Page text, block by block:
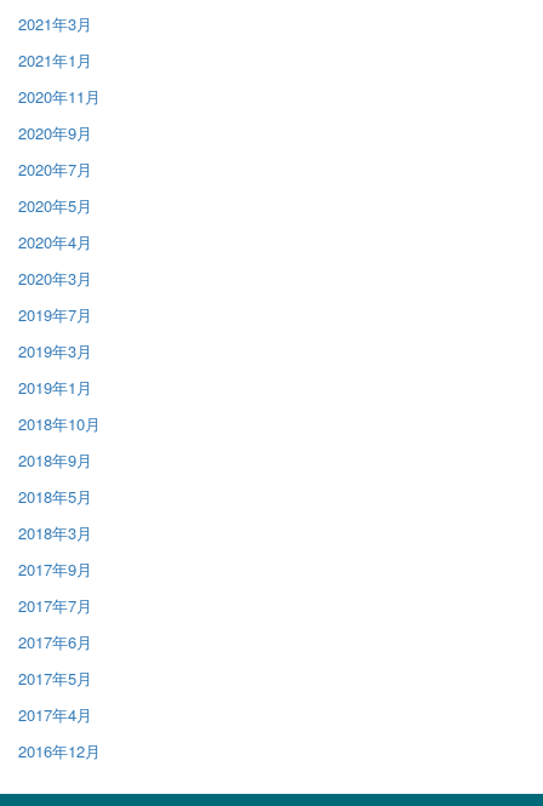
2021年3月
2021年1月
2020年11月
2020年9月
2020年7月
2020年5月
2020年4月
2020年3月
2019年7月
2019年3月
2019年1月
2018年10月
2018年9月
2018年5月
2018年3月
2017年9月
2017年7月
2017年6月
2017年5月
2017年4月
2016年12月